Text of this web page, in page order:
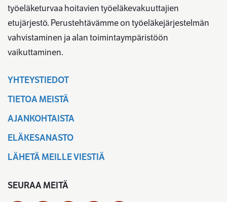
työeläketurvaa hoitavien työeläkevakuuttajien
etujärjestö. Perustehtävämme on työeläkejärjestelmän
vahvistaminen ja alan toimintaympäristöön
vaikuttaminen.
YHTEYSTIEDOT
TIETOA MEISTÄ
AJANKOHTAISTA
ELÄKESANASTO
LÄHETÄ MEILLE VIESTIÄ
SEURAA MEITÄ